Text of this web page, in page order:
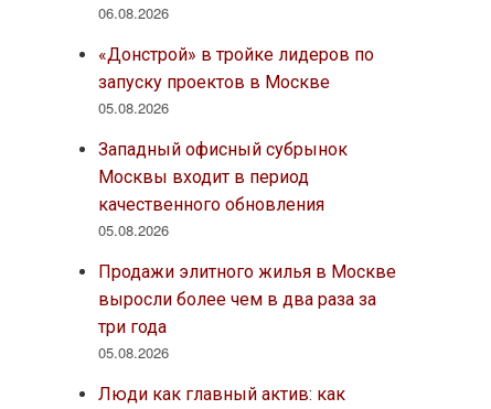
06.08.2026
«Донстрой» в тройке лидеров по
запуску проектов в Москве
05.08.2026
Западный офисный субрынок
Москвы входит в период
качественного обновления
05.08.2026
Продажи элитного жилья в Москве
выросли более чем в два раза за
три года
05.08.2026
Люди как главный актив: как